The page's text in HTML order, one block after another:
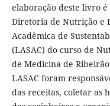
elaboração deste livro
Diretoria de Nutrição e
Acadêmica de
(LASAC) do curso de
de Medicina de
LASAC foram
das receitas, coletar as